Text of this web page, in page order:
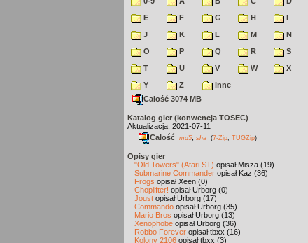
E
F G H
I
J
K L M
N
O
P Q R
S
T
U V W
X
Y
Z
inne
Całość 3074 MB
Katalog gier (konwencja TOSEC)
Aktualizacja: 2021-07-11
Całość md5 sha (7-Zip TUGZip)
Opisy gier
"Old Towers" (Atari ST) opisał Misza (19)
Submarine Commander opisał Kaz (36)
Frogs opisał Xeen (0)
Choplifter! opisał Urborg (0)
Joust opisał Urborg (17)
Commando opisał Urborg (35)
Mario Bros opisał Urborg (13)
Xenophobe opisał Urborg (36)
Robbo Forever opisał tbxx (16)
Kolony 2106 opisał tbxx (3)